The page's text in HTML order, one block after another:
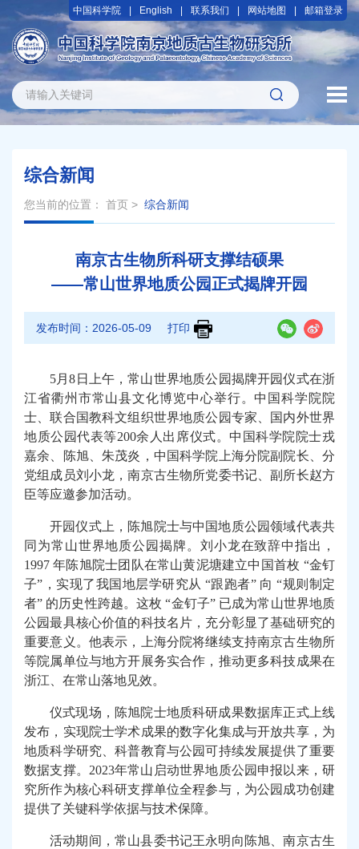
中国科学院 English 联系我们 网站地图 邮箱登录
综合新闻
您当前的位置： 首页 > 综合新闻
南京古生物所科研支撑结硕果
——常山世界地质公园正式揭牌开园
发布时间： 2026-05-09 打印
5月8日上午，常山世界地质公园揭牌开园仪式在浙
江省衢州市常山县文化博览中心举行。中国科学院院
士、联合国教科文组织世界地质公园专家、国内外世界
地质公园代表等200余人出席仪式。 中国科学院 院士戎
嘉余、陈旭、朱茂炎，中国科学院上海分院副院长、分
党组成员刘小龙，南京古生物所党委书记、副所长赵方
臣等应邀参加活动。
开园仪式上，陈旭院士与中国地质公园领域代表共
同为常山世界地质公园揭牌。刘小龙在致辞中指出，
1997 年陈旭院士团队在常山黄泥塘建立中国首枚 “金钉
子”，实现了我国地层学研究从 “跟跑者” 向 “规则制定
者” 的历史性跨越。这枚 “金钉子” 已成为常山世界地质
公园最具核心价值的科技名片，充分彰显了基础研究的
重要意义。他表示，上海分院将继续支持南京古生物所
等院属单位与地方开展务实合作，推动更多科技成果在
浙江、在常山落地见效。
仪式现场，陈旭院士地质科研成果数据库正式上线
发布，实现院士学术成果的数字化集成与开放共享，为
地质科学研究、科普教育与公园可持续发展提供了重要
数据支撑。2023年常山启动世界地质公园申报以来， 研
究所作为核心科研支撑单位全程参与，为公园成功创建
提供了关键科学依据与技术保障。
活动期间，常山县委书记王永明向陈旭、南京古生